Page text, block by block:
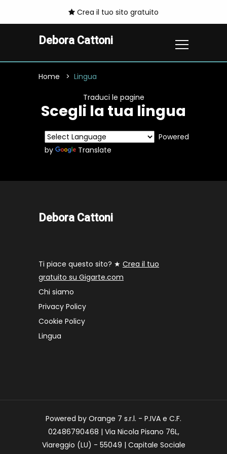
Crea il tuo sito gratuito
Debora Cattoni
Home Lingua
Traduci le pagine
Scegli la tua lingua
Powered
by
Translate
Debora Cattoni
Ti piace questo sito? ★ Crea il tuo
gratuito su Gigarte.com
Chi siamo
Privacy Policy
Cookie Policy
Lingua
Powered by Orange 7 s.r.l. - P.IVA e C.F.
02486790468 | Via Nicola Pisano 76L,
Viareggio (LU) - 55049 | Capitale Sociale